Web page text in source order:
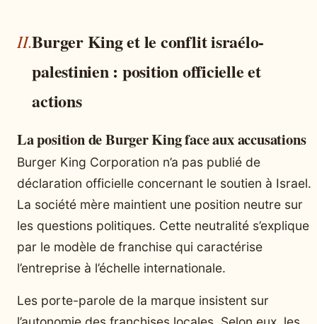
Burger King et le conflit israélo-
palestinien : position officielle et
actions
La position de Burger King face aux accusations
Burger King Corporation n’a pas publié de
déclaration officielle concernant le soutien à Israel.
La société mère maintient une position neutre sur
les questions politiques. Cette neutralité s’explique
par le modèle de franchise qui caractérise
l’entreprise à l’échelle internationale.
Les porte-parole de la marque insistent sur